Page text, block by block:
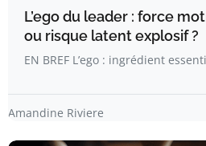
L’ego du leader : force
ou risque latent explosif ?
EN BREF L’ego : ingrédient
Amandine Riviere